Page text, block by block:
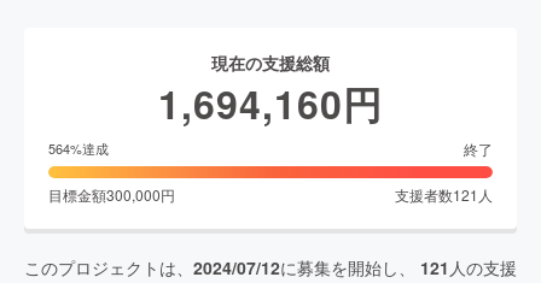
現在の支援総額
1,694,160円
564%達成 終了
目標金額300,000円 支援者数121 人
このプロジェクトは、 2024/07/12に募集を開始し、 121 人の支援